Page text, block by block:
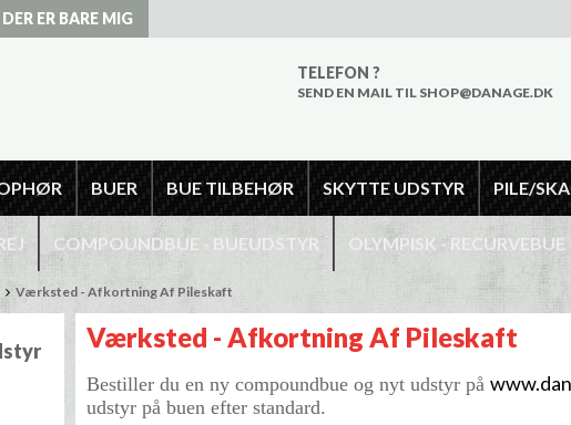
ER BARE MIG
TELEFON ?
SEND EN MAIL TIL SHOP@DANAGE.DK
BUER BUE TILBEHØR SKYTTE UDSTYR PILE/
COMPOUNDBUE - BUEUDSTYR OLYMPISK - RECURVEBUE
Værksted - Afkortning Af Pileskaft
Værksted - Afkortning Af Pileskaft
Bestiller du en ny compoundbue og nyt udstyr på
udstyr på buen efter standard.